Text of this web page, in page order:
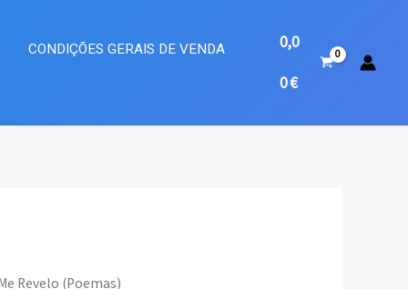
CONDIÇÕES GERAIS DE VENDA 0,0
0€
Revelo (Poemas)